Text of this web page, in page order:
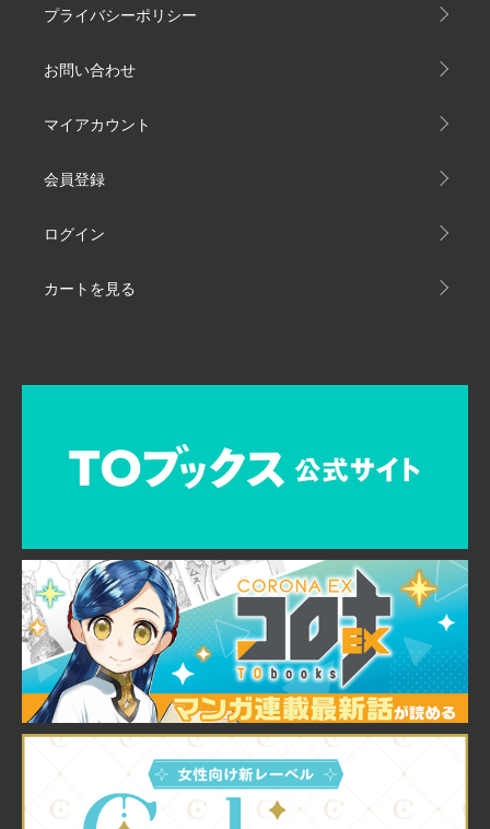
プライバシーポリシー
お問い合わせ
マイアカウント
会員登録
ログイン
カートを見る